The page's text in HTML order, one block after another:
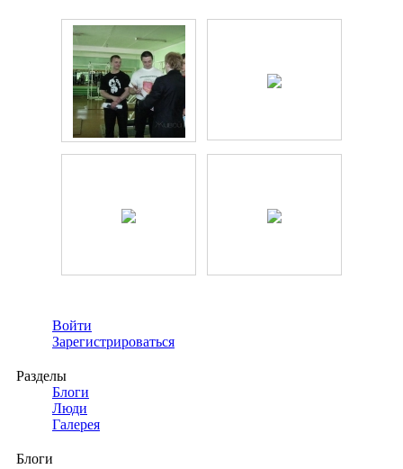
Войти
Зарегистрироваться
Разделы
Блоги
Люди
Галерея
Блоги